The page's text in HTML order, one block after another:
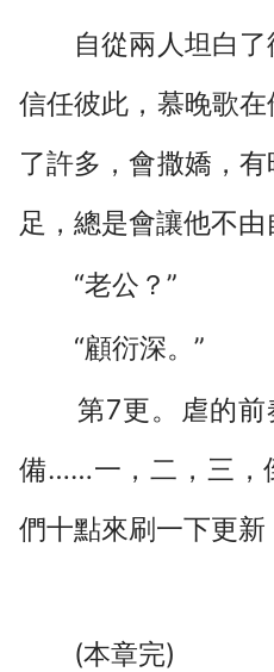
自從兩人坦白了
信任彼此，慕晚歌
了許多，會撒嬌，
足，總是會讓他不由
“老公？”
“顧衍深。”
第7更。虐的前
備……一，二，三，
們十點來刷一下更
(本章完)